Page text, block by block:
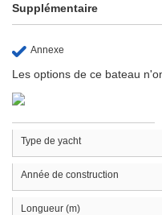
Supplémentaire
Annexe
Les options de ce bateau
Type de yacht
Année de construction
Longueur (m)